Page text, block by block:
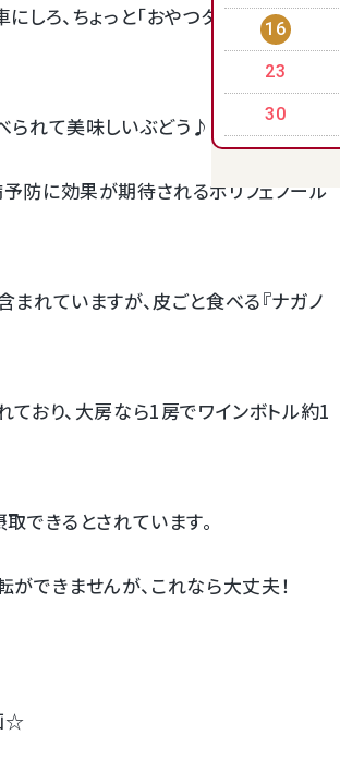
16
23
30
しろ、ちょっと「おやつタイム」に便利な
られて美味しいぶどう♪
防に効果が期待されるポリフェノール
まれていますが、皮ごと食べる『ナガノ
ており、大房なら1房でワインボトル約1
できるとされています。
ができませんが、これなら大丈夫！
☆